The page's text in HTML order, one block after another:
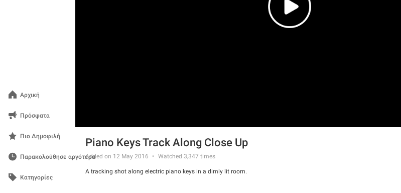
Αρχική
Πρόσφατα
Πιο Δημοφιλή
Παρακολούθησε αργότερα
Κατηγορίες
Piano Keys Track Along Close Up
Added on 12 May 2016 Watched 3,347 times
A tracking shot along electric piano keys in a dimly lit room.